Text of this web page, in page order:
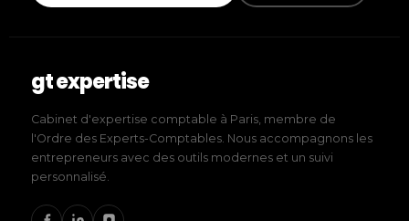
gt expertise
Cabinet d'expertise comptable à Paris, membre de
l'Ordre des Experts-Comptables. Nous accompagnons les
entrepreneurs avec des outils modernes et un suivi
personnalisé.